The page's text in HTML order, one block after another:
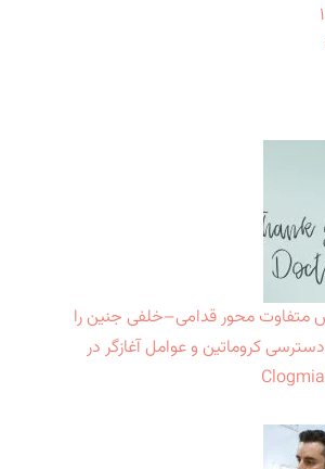
محور قدامی–خلفی جنین را
کروماتین و عوامل آغازگر در